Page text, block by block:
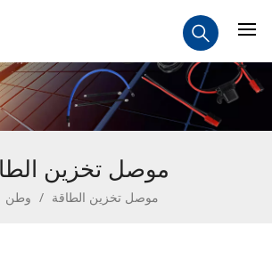
موصل تخزين
وطن / موصل تخزين الطاقة